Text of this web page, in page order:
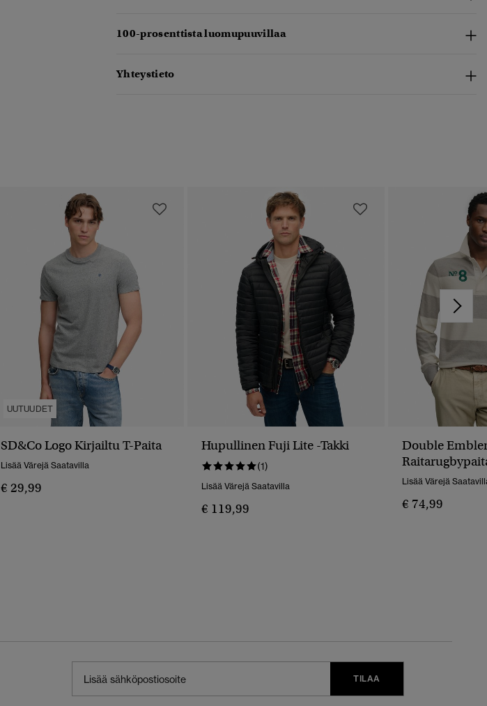
100-prosenttista luomupuuvillaa
Yhteystieto
UUTUUDET
SD&Co Logo Kirjailtu T-Paita
Lisää Värejä Saatavilla
€ 29,99
Hupullinen Fuji Lite -takki
(1)
Lisää Värejä Saatavilla
€ 119,99
Double
Lisää Värejä
€ 74,99
TILAA